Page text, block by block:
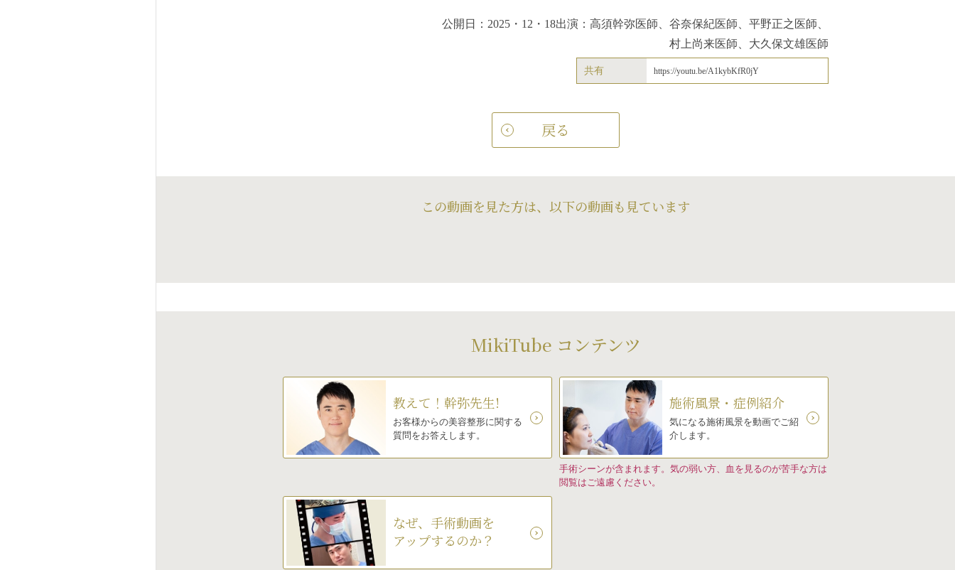
公開日：2025・12・18出演：高須幹弥医師、谷奈保紀医師、平野正之医師、
村上尚来医師、大久保文雄医師
共有 https://youtu.be/A1kybKfR0jY
戻る
この動画を見た方は、以下の動画も見ています
MikiTube コンテンツ
教えて！幹弥先生!
お客様からの美容整形に関する
質問をお答えします。
施術風景・症例紹介
気になる施術風景を動画でご紹
介します。
手術シーンが含まれます。気の弱い方、血を見るのが苦手な方は
閲覧はご遠慮ください。
なぜ、手術動画を
アップするのか？